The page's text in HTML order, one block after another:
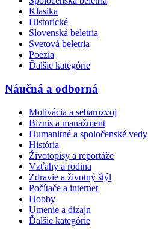
Klasika
Historické
Slovenská beletria
Svetová beletria
Poézia
Ďalšie kategórie
Náučná a odborná
Motivácia a sebarozvoj
Biznis a manažment
Humanitné a spoločenské vedy
História
Životopisy a reportáže
Vzťahy a rodina
Zdravie a životný štýl
Počítače a internet
Hobby
Umenie a dizajn
Ďalšie kategórie